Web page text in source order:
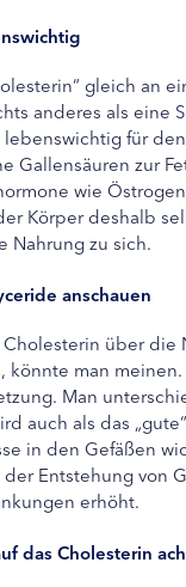
gleich an
anderes als eine
für
Gallensäuren zur
wie
Körper deshalb
Nahrung zu sich.
anschauen
über die
könnte man
Man
auch als das
in den Gefäßen
Entstehung von
erhöht.
das Cholesterin